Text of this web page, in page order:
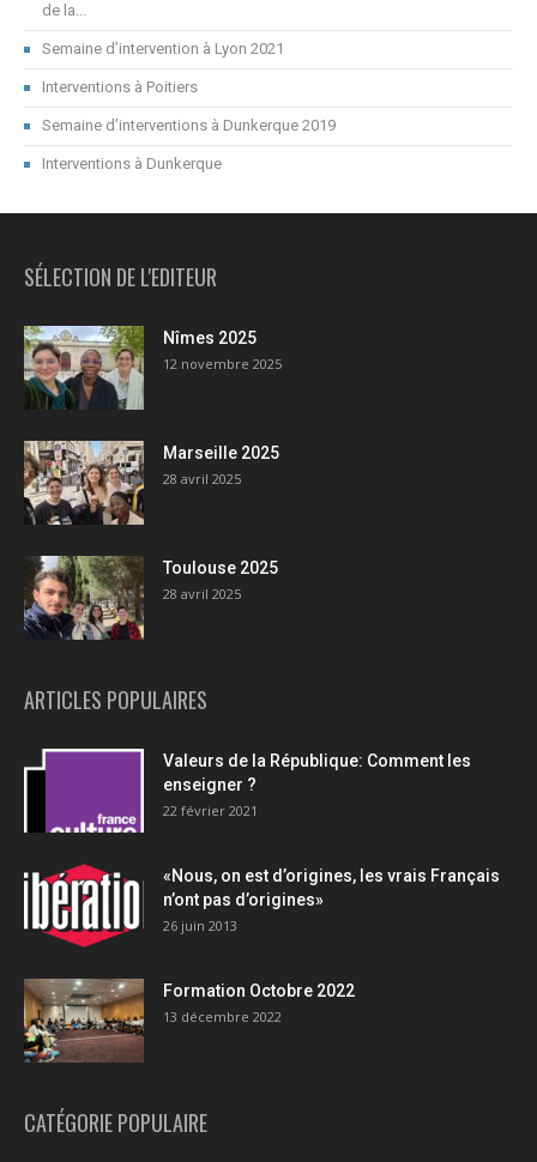
de la...
Semaine d’intervention à Lyon 2021
Interventions à Poitiers
Semaine d’interventions à Dunkerque 2019
Interventions à Dunkerque
SÉLECTION DE L'EDITEUR
Nîmes 2025
12 novembre 2025
Marseille 2025
28 avril 2025
Toulouse 2025
28 avril 2025
ARTICLES POPULAIRES
Valeurs de la République: Comment les
enseigner ?
22 février 2021
«Nous, on est d’origines, les vrais Français
n’ont pas d’origines»
26 juin 2013
Formation Octobre 2022
13 décembre 2022
CATÉGORIE POPULAIRE